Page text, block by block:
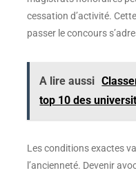
cessation d’activité.
passer le concours
A lire aussi
top 10 des
Les conditions exactes
l’ancienneté. Devenir